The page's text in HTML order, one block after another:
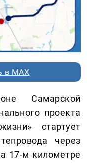
в MAX
Самарской
проекта
стартует
через
17-м километре